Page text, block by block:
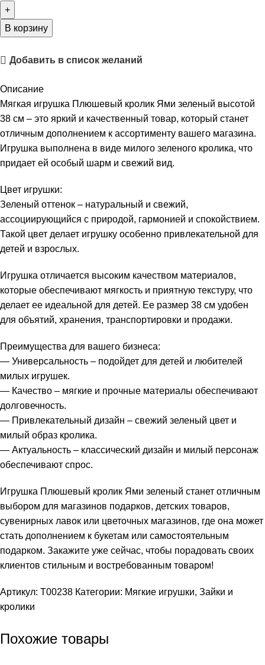
В корзину
Добавить в список желаний
Описание
Мягкая игрушка Плюшевый кролик Ями зеленый высотой
38 см – это яркий и качественный товар, который станет
отличным дополнением к ассортименту вашего магазина.
Игрушка выполнена в виде милого зеленого кролика, что
придает ей особый шарм и свежий вид.
Цвет игрушки:
Зеленый оттенок – натуральный и свежий,
ассоциирующийся с природой, гармонией и спокойствием.
Такой цвет делает игрушку особенно привлекательной для
детей и взрослых.
Игрушка отличается высоким качеством материалов,
которые обеспечивают мягкость и приятную текстуру, что
делает ее идеальной для детей. Ее размер 38 см удобен
для объятий, хранения, транспортировки и продажи.
Преимущества для вашего бизнеса:
— Универсальность – подойдет для детей и любителей
милых игрушек.
— Качество – мягкие и прочные материалы обеспечивают
долговечность.
— Привлекательный дизайн – свежий зеленый цвет и
милый образ кролика.
— Актуальность – классический дизайн и милый персонаж
обеспечивают спрос.
Игрушка Плюшевый кролик Ями зеленый станет отличным
выбором для магазинов подарков, детских товаров,
сувенирных лавок или цветочных магазинов, где она может
стать дополнением к букетам или самостоятельным
подарком. Закажите уже сейчас, чтобы порадовать своих
клиентов стильным и востребованным товаром!
Артикул: T00238 Категории: Мягкие игрушки, Зайки и
кролики
Похожие товары